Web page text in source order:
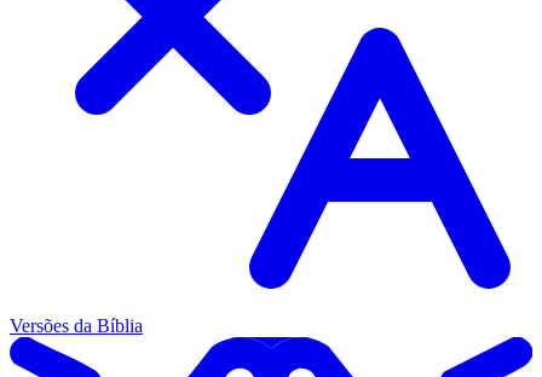
Versões da Bíblia